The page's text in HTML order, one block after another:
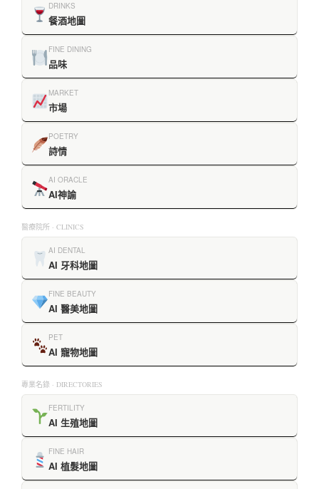
DRINKS
餐酒地圖
FINE DINING
品味
MARKET
市場
POETRY
詩情
AI ORACLE
AI神諭
醫療院所 · CLINICS
AI DENTAL
AI 牙科地圖
FINE BEAUTY
AI 醫美地圖
PET
AI 寵物地圖
專業名錄 · DIRECTORIES
FERTILITY
AI 生殖地圖
FINE HAIR
AI 植髮地圖